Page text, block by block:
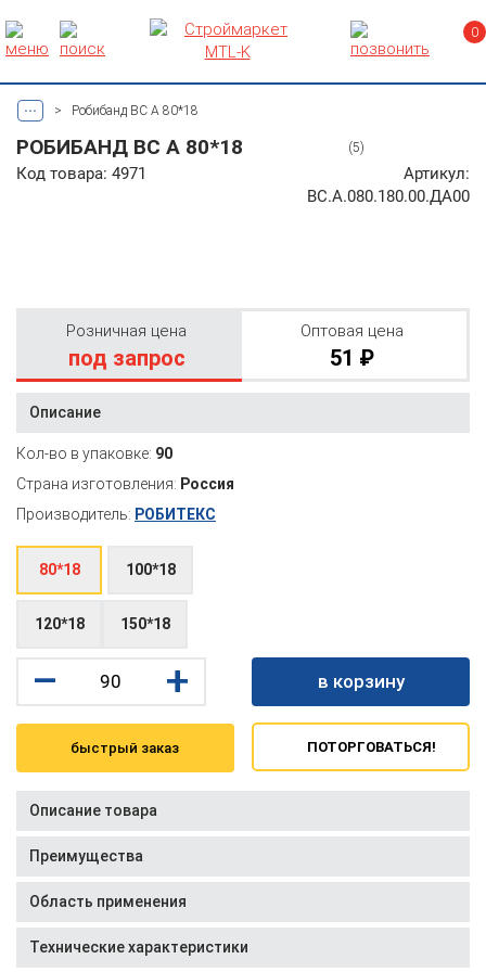
0
... > Робибанд ВС А 80*18
РОБИБАНД ВС А 80*18 (5)
Код товара: 4971
Артикул:
ВС.А.080.180.00.ДА00
Розничная цена
под запрос
Оптовая цена
51 ₽
Описание
Кол-во в упаковке: 90
Страна изготовления: Россия
Производитель: РОБИТЕКС
80*18 100*18
120*18 150*18
– + в корзину
быстрый заказ ПОТОРГОВАТЬСЯ!
Описание товара
Преимущества
Область применения
Технические характеристики